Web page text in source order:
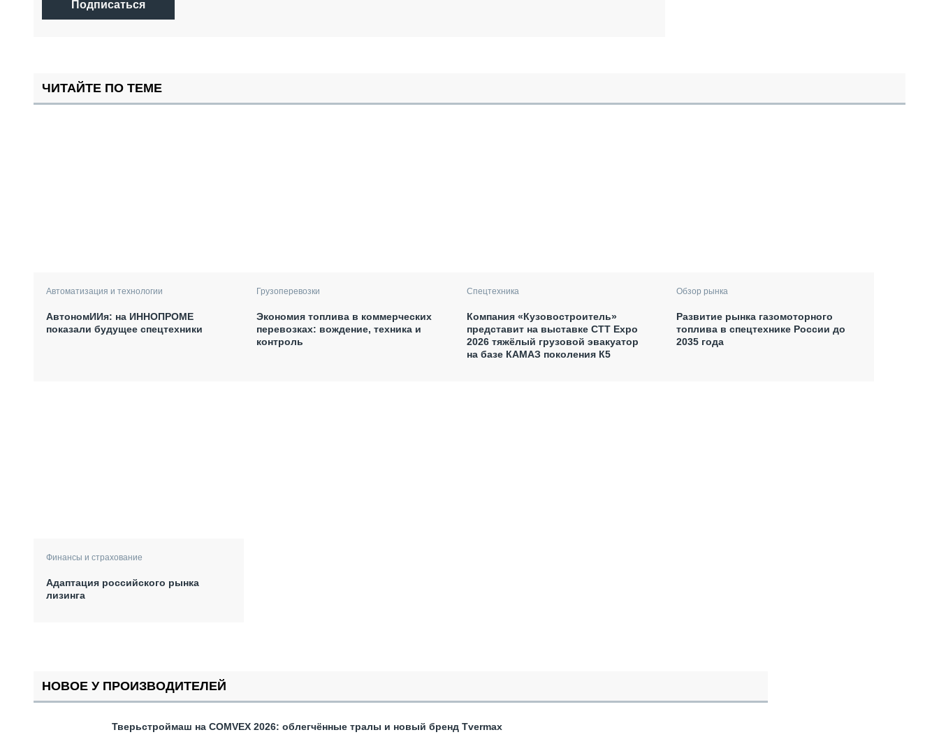
Подписаться
ЧИТАЙТЕ ПО ТЕМЕ
Автоматизация и технологии
АвтономИИя: на ИННОПРОМЕ
показали будущее спецтехники
Грузоперевозки
Экономия топлива в коммерческих
перевозках: вождение, техника и
контроль
Спецтехника
Компания «Кузовостроитель»
представит на выставке CTT Expo
2026 тяжёлый грузовой эвакуатор
на базе КАМАЗ поколения К5
Обзор рынка
Развитие рынка газомоторного
топлива в спецтехнике России до
2035 года
Финансы и страхование
Адаптация российского рынка
лизинга
НОВОЕ У ПРОИЗВОДИТЕЛЕЙ
Тверьстроймаш на COMVEX 2026: облегчённые тралы и новый бренд Tvermax